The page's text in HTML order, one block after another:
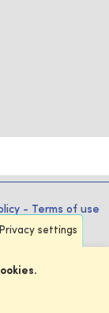
- Terms of use
Privacy settings